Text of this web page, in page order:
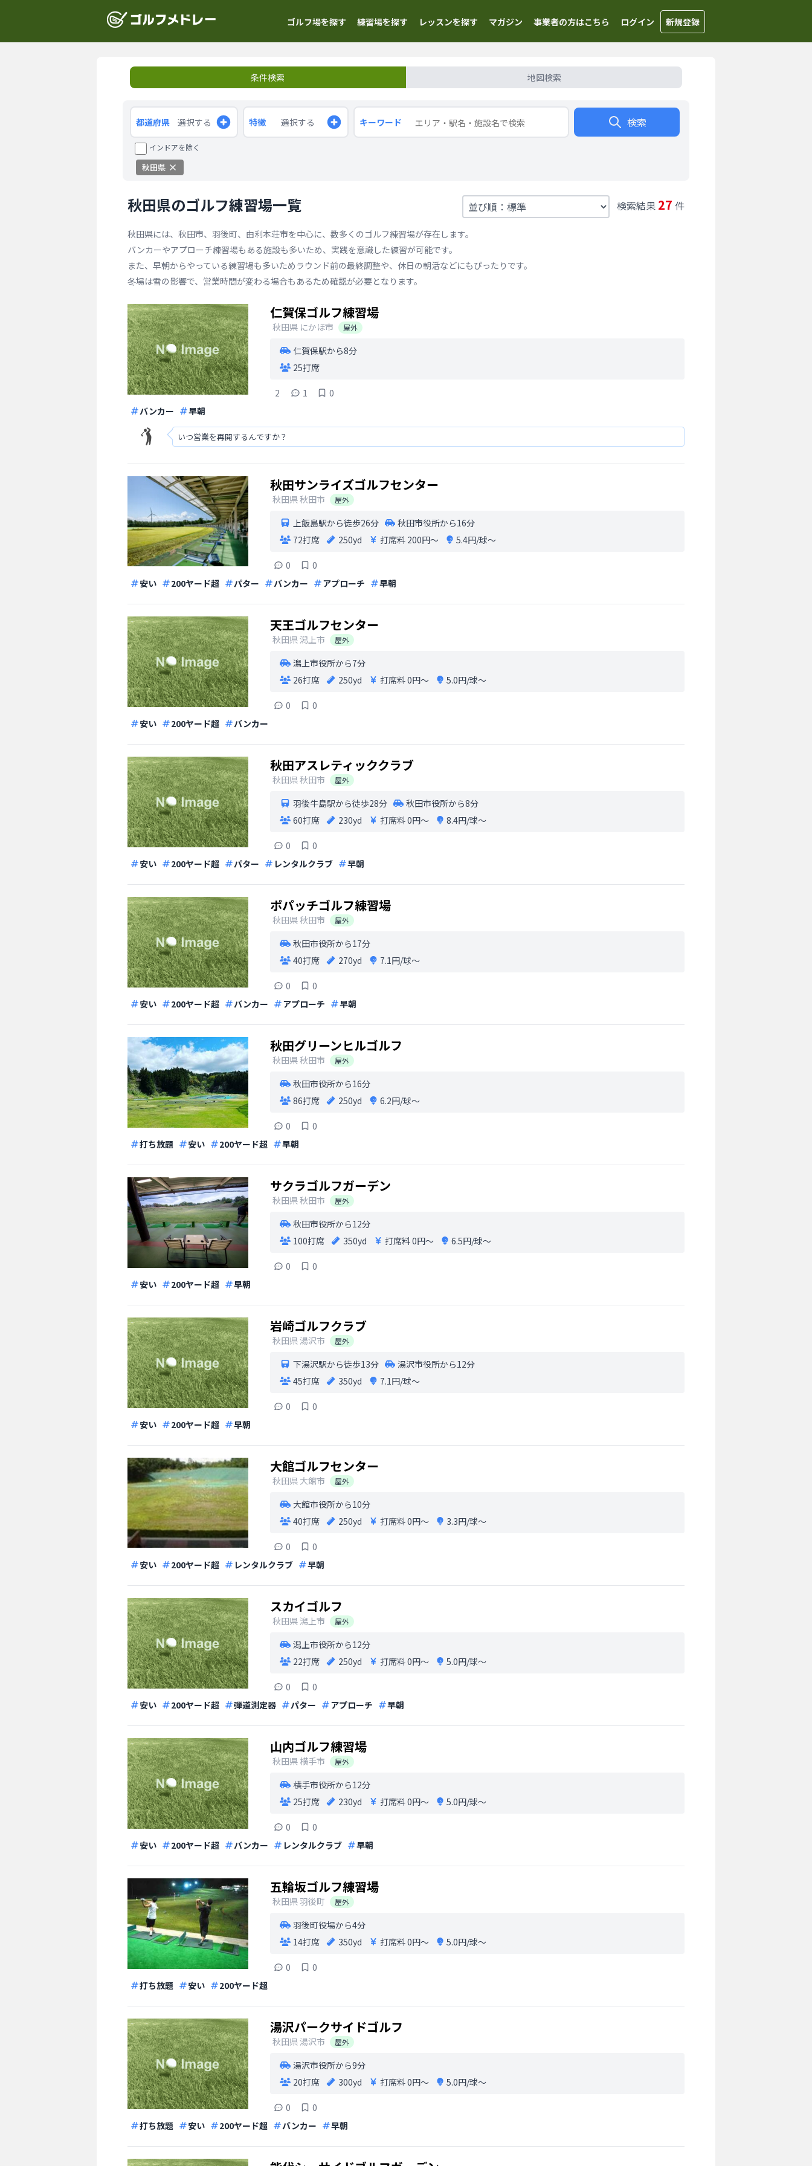
ゴルフ場を探す 練習場を探す レッスンを探す マガジン 事業者の方はこちら ログイン 新規登録
条件検索 地図検索
都道府県 選択する 特徴 選択する キーワード 検索
インドアを除く
秋田県
秋田県のゴルフ練習場一覧 検索結果 27 件
秋田県には、秋田市、羽後町、由利本荘市を中心に、数多くのゴルフ練習場が存在します。
バンカーやアプローチ練習場もある施設も多いため、実践を意識した練習が可能です。
また、早朝からやっている練習場も多いためラウンド前の最終調整や、休日の朝活などにもぴったりです。
冬場は雪の影響で、営業時間が変わる場合もあるため確認が必要となります。
仁賀保ゴルフ練習場
秋田県 にかほ市 屋外
仁賀保駅から8分
25打席
2 1
0
バンカー
早朝
いつ営業を再開するんですか？
秋田サンライズゴルフセンター
秋田県秋田市 屋外
上飯島駅から徒歩26分
秋田市役所から16分
72打席
250yd 打席料 200円〜 5.4円/球〜
0
0
安い
200ヤード超 パター バンカー アプローチ 早朝
天王ゴルフセンター
秋田県潟上市 屋外
潟上市役所から7分
26打席
250yd 打席料0円〜 5.0円/球〜
0
0
安い
200ヤード超 バンカー
秋田アスレティッククラブ
秋田県秋田市 屋外
羽後牛島駅から徒歩28分
秋田市役所から8分
60打席
230yd 打席料0円〜 8.4円/球〜
0
0
安い
200ヤード超 パター レンタルクラブ 早朝
ポパッチゴルフ練習場
秋田県秋田市 屋外
秋田市役所から17分
40打席
270yd 7.1円/球〜
0
0
安い
200ヤード超 バンカー アプローチ 早朝
秋田グリーンヒルゴルフ
秋田県秋田市 屋外
秋田市役所から16分
86打席
250yd 6.2円/球〜
0
0
打ち放題
安い 200ヤード超 早朝
サクラゴルフガーデン
秋田県秋田市 屋外
秋田市役所から12分
100打席
350yd 打席料0円〜 6.5円/球〜
0
0
安い
200ヤード超 早朝
岩崎ゴルフクラブ
秋田県湯沢市 屋外
下湯沢駅から徒歩13分
湯沢市役所から12分
45打席
350yd 7.1円/球〜
0
0
安い
200ヤード超 早朝
大館ゴルフセンター
秋田県 大館市 屋外
大館市役所から10分
40打席
250yd 打席料0円〜 3.3円/球〜
0
0
安い
200ヤード超 レンタルクラブ 早朝
スカイゴルフ
秋田県潟上市 屋外
潟上市役所から12分
22打席
250yd 打席料0円〜 5.0円/球〜
0
0
安い
200ヤード超 弾道測定器 パター アプローチ 早朝
山内ゴルフ練習場
秋田県 横手市 屋外
横手市役所から12分
25打席
230yd 打席料0円〜 5.0円/球〜
0
0
安い
200ヤード超 バンカー レンタルクラブ 早朝
五輪坂ゴルフ練習場
秋田県羽後町 屋外
羽後町役場から4分
14打席
350yd 打席料0円〜 5.0円/球〜
0
0
打ち放題
安い 200ヤード超
湯沢パークサイドゴルフ
秋田県湯沢市 屋外
湯沢市役所から9分
20打席
300yd 打席料0円〜 5.0円/球〜
0
0
打ち放題
安い 200ヤード超 バンカー 早朝